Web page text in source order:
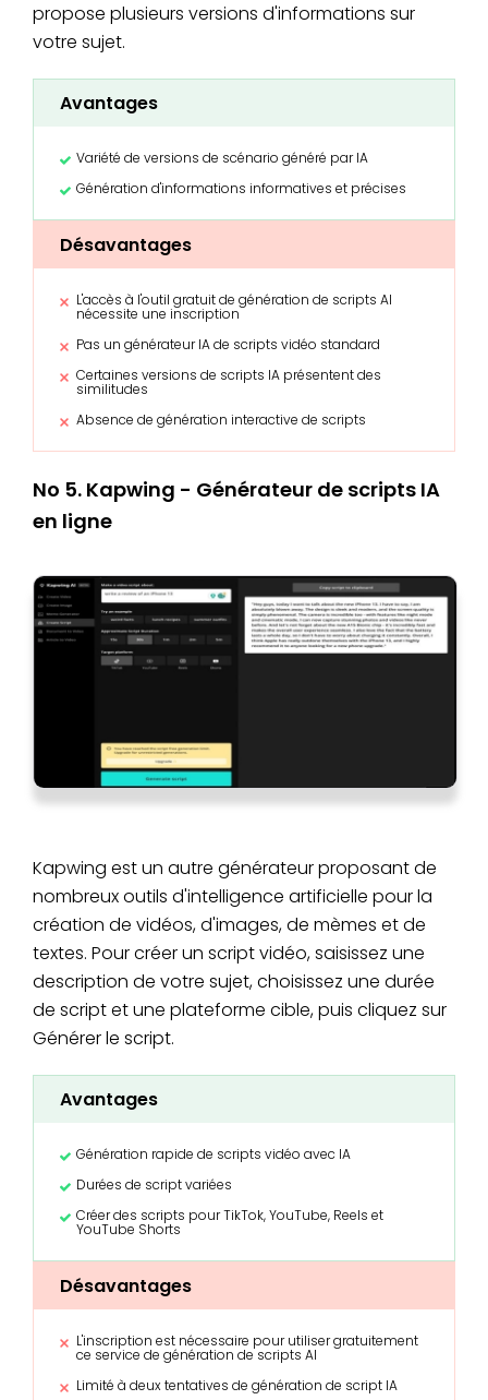
propose plusieurs versions d'informations sur
votre sujet.
Avantages
Variété de versions de scénario généré par IA
Génération d'informations informatives et précises
Désavantages
L'accès à l'outil gratuit de génération de scripts AI
nécessite une inscription
Pas un générateur IA de scripts vidéo standard
Certaines versions de scripts IA présentent des
similitudes
Absence de génération interactive de scripts
No 5. Kapwing - Générateur de scripts IA
en ligne
Kapwing est un autre générateur proposant de
nombreux outils d'intelligence artificielle pour la
création de vidéos, d'images, de mèmes et de
textes. Pour créer un script vidéo, saisissez une
description de votre sujet, choisissez une durée
de script et une plateforme cible, puis cliquez sur
Générer le script.
Avantages
Génération rapide de scripts vidéo avec IA
Durées de script variées
Créer des scripts pour TikTok, YouTube, Reels et
YouTube Shorts
Désavantages
L'inscription est nécessaire pour utiliser gratuitement
ce service de génération de scripts AI
Limité à deux tentatives de génération de script IA